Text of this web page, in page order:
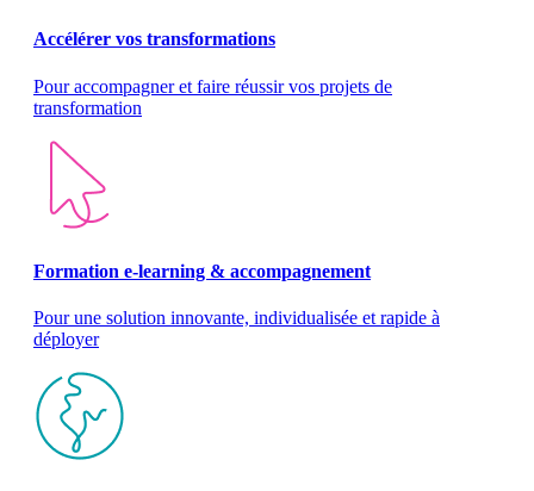
Accélérer vos transformations
Pour accompagner et faire réussir vos projets de
transformation
Formation e-learning & accompagnement
Pour une solution innovante, individualisée et rapide à
déployer